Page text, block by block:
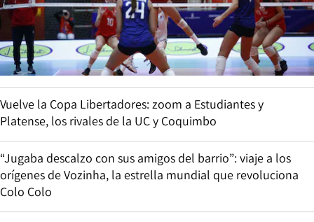
Vuelve la Copa Libertadores: zoom a Estudiantes y
Platense, los rivales de la UC y Coquimbo
“Jugaba descalzo con sus amigos del barrio”: viaje a los
orígenes de Vozinha, la estrella mundial que revoluciona
Colo Colo